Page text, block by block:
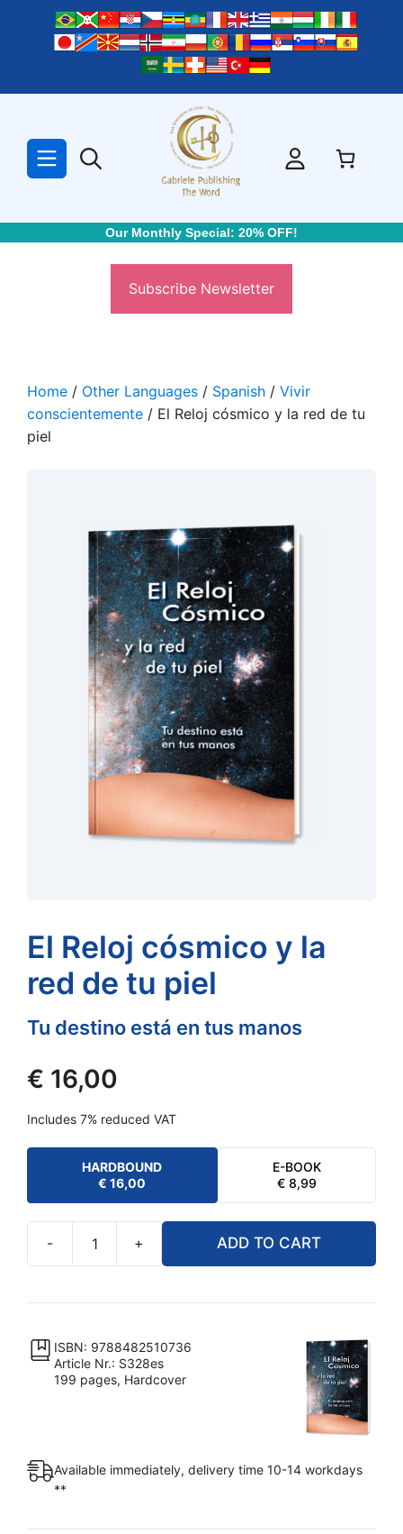
Our Monthly Special: 20% OFF!
Subscribe Newsletter
Home / Other Languages / Spanish / Vivir
conscientemente / El Reloj cósmico y la red de tu
piel
El Reloj cósmico y la
red de tu piel
Tu destino está en tus manos
€ 16,00
Includes 7% reduced VAT
HARDBOUND
€ 16,00
E-BOOK
€8,99
-
cósmico
la
red
de
+ ADD TO CART
ISBN: 9788482510736
Article Nr.: S328es
199 pages, Hardcover
Available immediately, delivery time 10-14 workdays
**